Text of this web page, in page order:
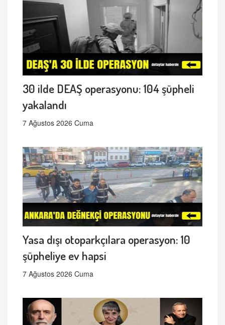
30 ilde DEAŞ operasyonu: 104 şüpheli
yakalandı
7 Ağustos 2026 Cuma
Yasa dışı otoparkçılara operasyon: 10
şüpheliye ev hapsi
7 Ağustos 2026 Cuma